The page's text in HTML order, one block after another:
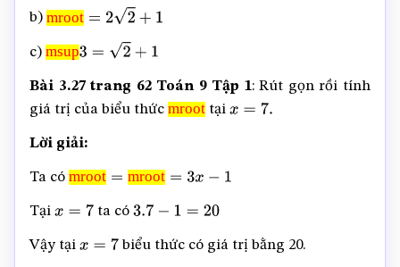
b) mroot
mroot =2 2+ 1
c) msup
msup3 =2 + 1
Bài 3.27 trang 62 Toán 9 Tập 1: Rút gọn rồi tính
giá trị của biểu thức mroot
mroottại x=7.
Lời giải:
Ta có mroot mroot
mroot =mroot=3x −1
Tại x=7 ta có 3.7−1=20
Vậy tại x=7 biểu thức có giá trị bằng 20.